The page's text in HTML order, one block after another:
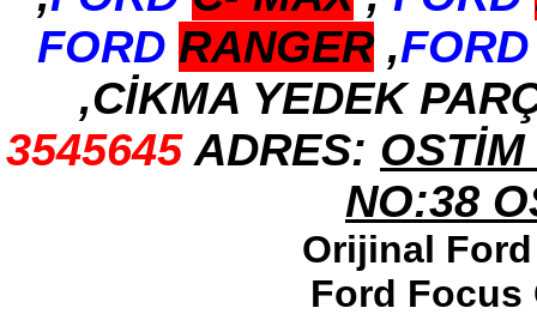
2017-2018 ford ranger
dirksiyon simidi
FORD RANGER,FORD
,CİKMA YEDEK
3545645 ADRES:
NO:38
Orijinal Ford
Ford Focus